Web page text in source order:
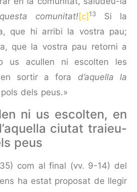
comuni­tat![c] 13 Si la
que hi arribi la vostra pau;
que la vostra pau retorni a
us acullen ni escolten les
en sortir a fora d’aquella la
dels peus.»
ni us escolten, en
ciutat traieu-
peus
com al final (vv. 9-14) del
ha estat proposat de llegir